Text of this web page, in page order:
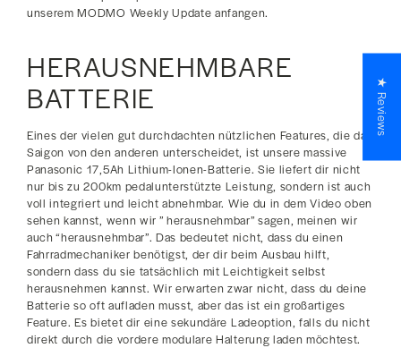
unserem MODMO Weekly Update anfangen.
HERAUSNEHMBARE
BATTERIE
Eines der vielen gut durchdachten nützlichen Features, die das
Saigon von den anderen unterscheidet, ist unsere massive
Panasonic 17,5Ah Lithium-Ionen-Batterie. Sie liefert dir nicht
nur bis zu 200km pedalunterstützte Leistung, sondern ist auch
voll integriert und leicht abnehmbar. Wie du in dem Video oben
sehen kannst, wenn wir ” herausnehmbar” sagen, meinen wir
auch “herausnehmbar”. Das bedeutet nicht, dass du einen
Fahrradmechaniker benötigst, der dir beim Ausbau hilft,
sondern dass du sie tatsächlich mit Leichtigkeit selbst
herausnehmen kannst. Wir erwarten zwar nicht, dass du deine
Batterie so oft aufladen musst, aber das ist ein großartiges
Feature. Es bietet dir eine sekundäre Ladeoption, falls du nicht
direkt durch die vordere modulare Halterung laden möchtest.
★ Reviews